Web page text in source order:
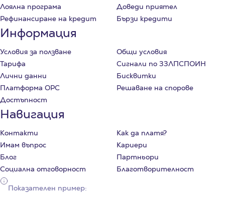
Лоялна програма
Доведи приятел
Рефинансиране на кредит
Бързи кредити
Информация
Условия за ползване
Общи условия
Тарифа
Сигнали по ЗЗЛПСПОИН
Лични данни
Бисквитки
Платформа ОРС
Решаване на спорове
Достъпност
Навигация
Контакти
Как да платя?
Имам въпрос
Кариери
Блог
Партньори
Социална отговорност
Благотворителност
Показателен пример: